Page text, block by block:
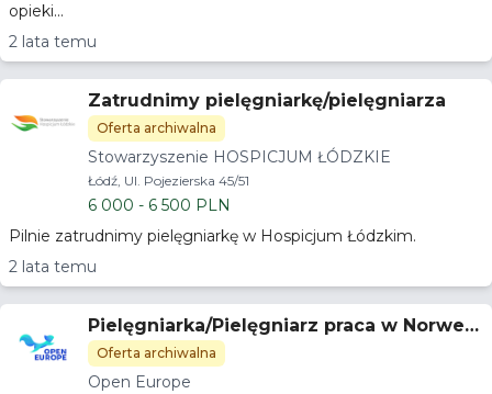
opieki...
2 lata temu
Zatrudnimy pielęgniarkę/pielęgniarza
Oferta archiwalna
Stowarzyszenie HOSPICJUM ŁÓDZKIE
Łódź, Ul. Pojezierska 45/51
6 000 - 6 500 PLN
Pilnie zatrudnimy pielęgniarkę w Hospicjum Łódzkim.
2 lata temu
Pielęgniarka/Pielęgniarz praca w Norwegi
i 23.000 PLN/m Oferta Premium
Oferta archiwalna
Open Europe